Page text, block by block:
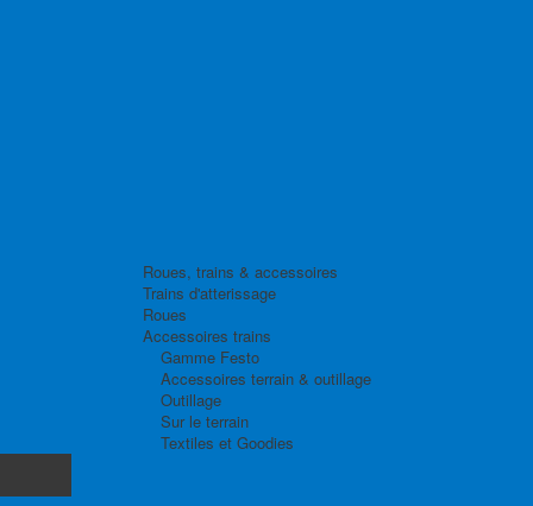
Roues, trains & accessoires
Trains d'atterissage
Roues
Accessoires trains
Gamme Festo
Accessoires terrain & outillage
Outillage
Sur le terrain
Textiles et Goodies